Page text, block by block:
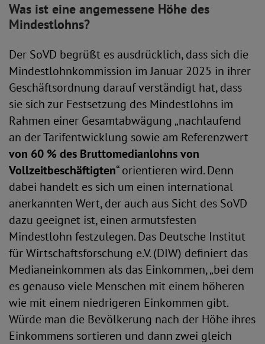
Was ist eine angemessene Höhe des
Mindestlohns?
Der SoVD begrüßt es ausdrücklich, dass sich die
Mindestlohnkommission im Januar 2025 in ihrer
Geschäftsordnung darauf verständigt hat, dass
sie sich zur Festsetzung des Mindestlohns im
Rahmen einer Gesamtabwägung „nachlaufend
an der Tarifentwicklung sowie am Referenzwert
von 60 % des Bruttomedianlohns von
Vollzeitbeschäftigten“ orientieren wird. Denn
dabei handelt es sich um einen international
anerkannten Wert, der auch aus Sicht des SoVD
dazu geeignet ist, einen armutsfesten
Mindestlohn festzulegen. Das Deutsche Institut
für Wirtschaftsforschung e.V. (DIW) definiert das
Medianeinkommen als das Einkommen, „bei dem
es genauso viele Menschen mit einem höheren
wie mit einem niedrigeren Einkommen gibt.
Würde man die Bevölkerung nach der Höhe ihres
Einkommens sortieren und dann zwei gleich